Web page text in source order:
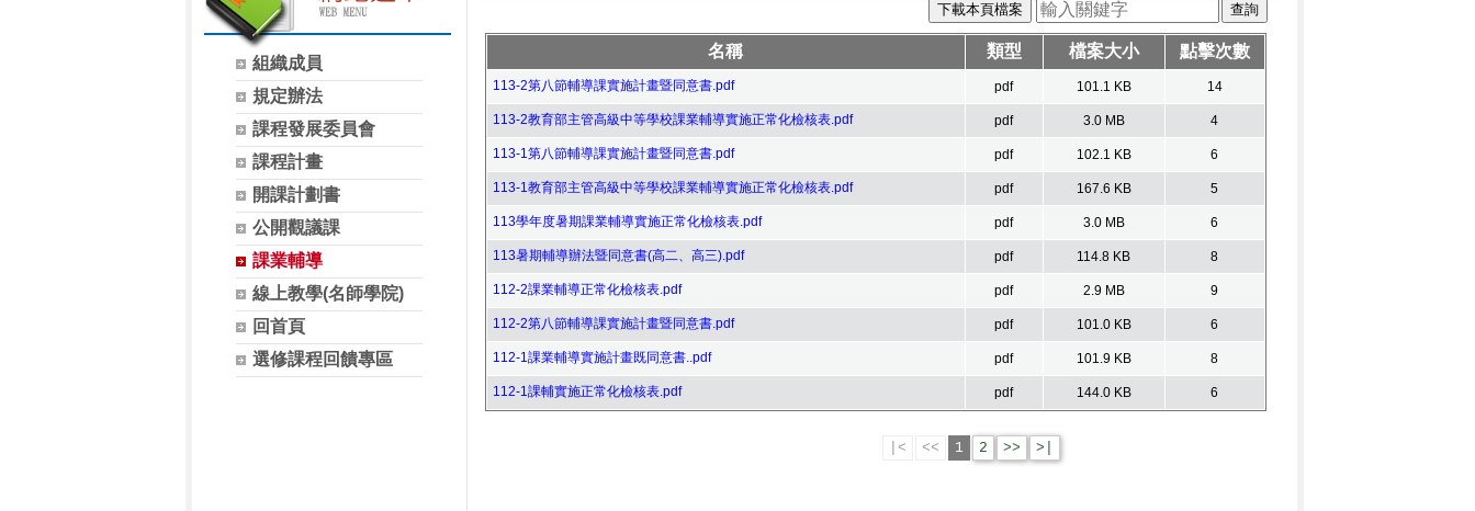
組織成員
規定辦法
課程發展委員會
課程計畫
開課計劃書
公開觀議課
課業輔導
線上教學(名師學院)
回首頁
選修課程回饋專區
下載本頁檔案
名稱 類型 檔案大小 點擊次數
113-2第八節輔導課實施計畫暨同意書.pdf pdf 101.1 KB 14
113-2教育部主管高級中等學校課業輔導實施正常化檢核表.pdf pdf 3.0 MB 4
113-1第八節輔導課實施計畫暨同意書.pdf pdf 102.1 KB 6
113-1教育部主管高級中等學校課業輔導實施正常化檢核表.pdf pdf 167.6 KB 5
113學年度暑期課業輔導實施正常化檢核表.pdf pdf 3.0 MB 6
113暑期輔導辦法暨同意書(高二、高三).pdf pdf 114.8 KB 8
112-2課業輔導正常化檢核表.pdf pdf 2.9 MB 9
112-2第八節輔導課實施計畫暨同意書.pdf pdf 101.0 KB 6
112-1課業輔導實施計畫既同意書..pdf pdf 101.9 KB 8
112-1課輔實施正常化檢核表.pdf pdf 144.0 KB 6
|< << 1 2 >> >|